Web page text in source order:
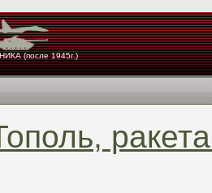
(после 1945г.)